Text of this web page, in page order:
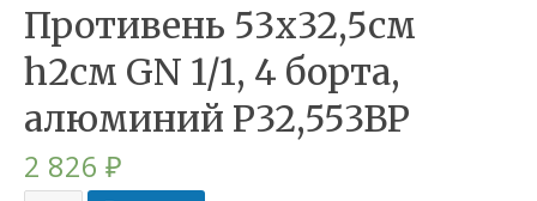
Противень 53х32,5см
h2см GN 1/1, 4 борта,
алюминий P32,553BP
2 826₽